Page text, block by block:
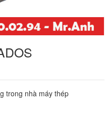
trong nhà máy thép